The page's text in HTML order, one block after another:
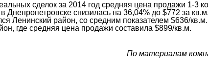
сделок за 2014 год средняя цена продажи 1-3
Днепропетровске снизилась на 36,04% до $772 за
Ленинский район, со средним показателем $636/
где средняя цена продажи составила $899/кв.м.
По материалам